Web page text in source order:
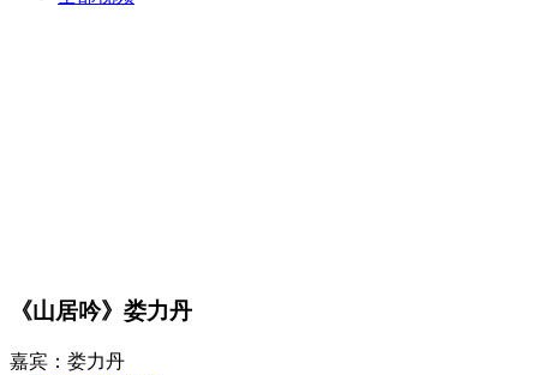
《山居吟》娄力丹
嘉宾：娄力丹